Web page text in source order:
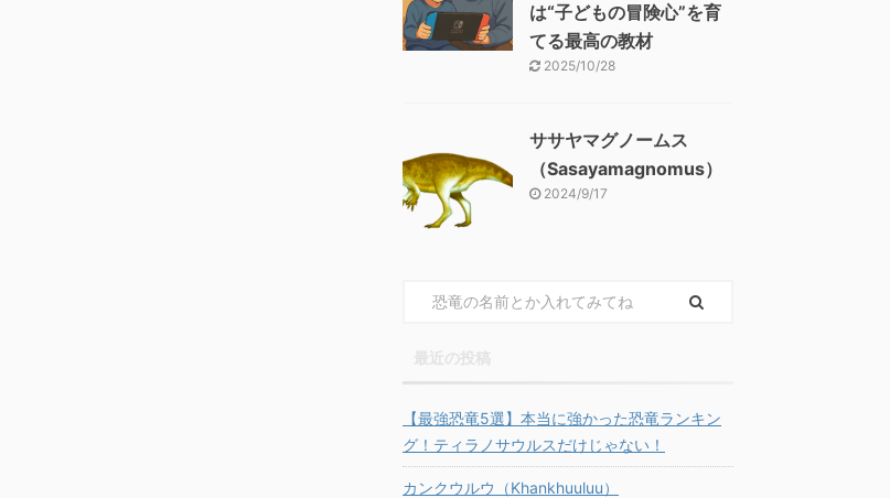
は“子どもの冒険心”を育
てる最高の教材
2025/10/28
ササヤマグノームス
（Sasayamagnomus）
2024/9/17
【最強恐竜5選】本当に強かった恐竜ランキン
グ！ティラノサウルスだけじゃない！
カンクウルウ（Khankhuuluu）